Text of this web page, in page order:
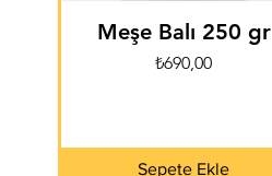
Meşe Balı 250 gr
Fiyat
₺690,00
Sepete Ekle